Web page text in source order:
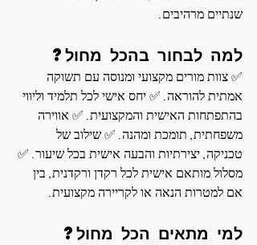
שנתיים מרהיבים.
למה לבחור בהכל מחול?
✅ צוות מורים מקצועי ומנוסה עם תשוקה
אמתית להוראה. ✅ יחס אישי לכל תלמיד וליווי
בהתפתחות האישית והמקצועית. ✅ אווירה
משפחתית, תומכת ומהנה. ✅ שילוב של
טכניקה, יצירתיות והבעה אישית בכל שיעור. ✅
מסלול מותאם אישית לכל רקדן ורקדנית, בין
אם למטרות הנאה או לקריירה מקצועית.
למי מתאים הכל מחול?